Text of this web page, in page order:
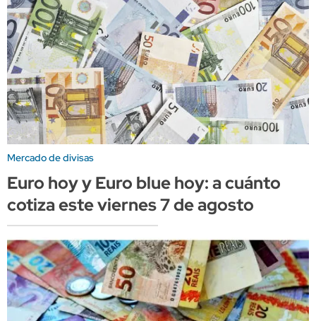
Mercado de divisas
Euro hoy y Euro blue hoy: a cuánto
cotiza este viernes 7 de agosto